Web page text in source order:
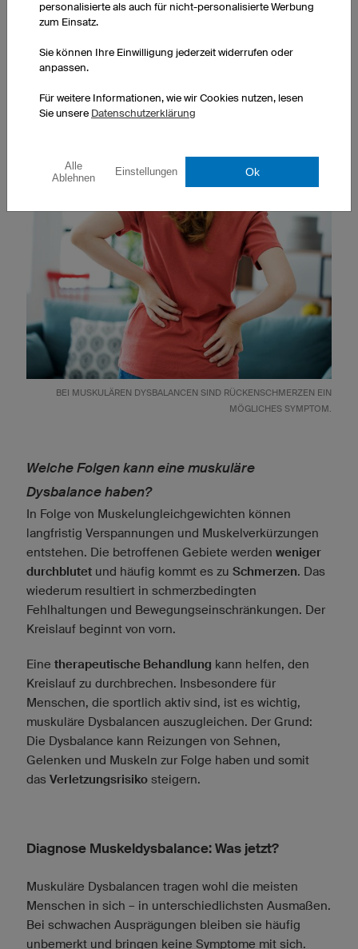
WICHTIG:
Ärzte oder Physiotherapeuten können eine professionelle
Diagnose über muskuläre Dysbalancen stellen und Sie
über adäquate Behandlungsmethoden informieren.
BEI MUSKULÄREN DYSBALANCEN SIND RÜCKENSCHMERZEN EIN
MÖGLICHES SYMPTOM.
Welche Folgen kann eine muskuläre
Dysbalance haben?
In Folge von Muskelungleichgewichten können
langfristig Verspannungen und Muskelverkürzungen
entstehen. Die betroffenen Gebiete werden weniger
durchblutet und häufig kommt es zu Schmerzen. Das
wiederum resultiert in schmerzbedingten
Fehlhaltungen und Bewegungseinschränkungen. Der
Kreislauf beginnt von vorn.
Eine therapeutische Behandlung kann helfen, den
Kreislauf zu durchbrechen. Insbesondere für
Menschen, die sportlich aktiv sind, ist es wichtig,
muskuläre Dysbalancen auszugleichen. Der Grund:
Die Dysbalance kann Reizungen von Sehnen,
Gelenken und Muskeln zur Folge haben und somit
das Verletzungsrisiko steigern.
Diagnose Muskeldysbalance: Was jetzt?
Muskuläre Dysbalancen tragen wohl die meisten
Menschen in sich – in unterschiedlichsten Ausmaßen.
Bei schwachen Ausprägungen bleiben sie häufig
unbemerkt und bringen keine Symptome mit sich.
personalisierte als auch für nicht-personalisierte Werbung
zum Einsatz.
Sie können Ihre Einwilligung jederzeit widerrufen oder
anpassen.
Für weitere Informationen, wie wir Cookies nutzen, lesen
Sie unsere Datenschutzerklärung
Alle
Ablehnen
Einstellungen Ok